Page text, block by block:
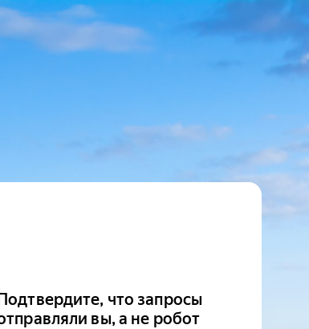
что запросы
вы, а не робот